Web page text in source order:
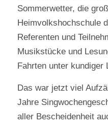
Sommerwetter, die
Heimvolkshochschule
Referenten und
Musikstücke und
Fahrten unter kundiger
Das war jetzt viel
Jahre
aller Bescheidenheit